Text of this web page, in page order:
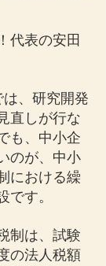
代表の安田
、研究開発
直しが行な
も、中小企
のが、中小
における繰
です。
制は、試験
の法人税額